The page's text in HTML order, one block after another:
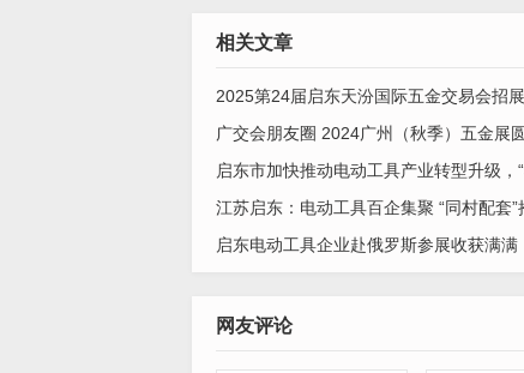
相关文章
2025第24届启东天汾国际五金交易会招
广交会朋友圈 2024广州（秋季）五金展
启东市加快推动电动工具产业转型升级，
江苏启东：电动工具百企集聚 “同村配套”
启东电动工具企业赴俄罗斯参展收获满满
网友评论